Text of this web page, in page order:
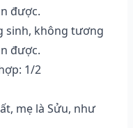
được.
sinh, không tương
được.
1/2
mẹ là Sửu, như